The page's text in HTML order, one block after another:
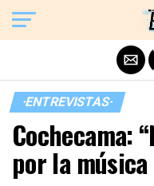
·ENTREVISTAS·
Cochecama:
por la música
Exit